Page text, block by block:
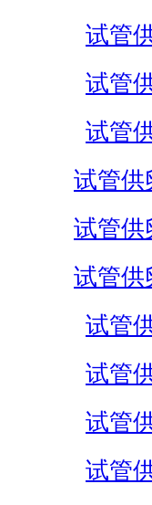
试管
试管
试管
试管供
试管供
试管供
试管
试管
试管
试管